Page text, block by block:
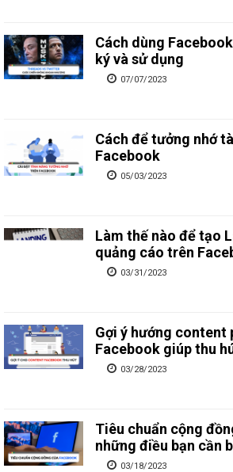
Cách dùng
ký và sử dụng
07/07/2023
Cách để tưởng nhớ
Facebook
05/03/2023
Làm thế nào để tạo
quảng cáo trên
03/31/2023
Gợi ý hướng content
Facebook giúp thu
03/28/2023
Tiêu chuẩn cộng
những điều bạn cần
03/18/2023